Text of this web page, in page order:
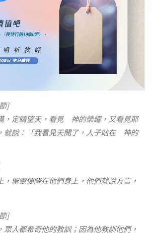
]
，定睛望天，看見 神的榮耀，又看見耶
說：「我看見天開了，人子站在 神的
，聖靈便降在他們身上，他們就說方言，
]
眾人都希奇他的教訓；因為他教訓他們，